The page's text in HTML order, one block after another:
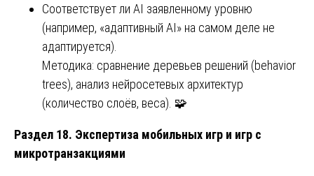
Соответствует ли AI заявленному уровню
(например, «адаптивный AI» на самом деле не
адаптируется).
Методика: сравнение деревьев решений (behavior
trees), анализ нейросетевых архитектур
(количество слоёв, веса). 🧩
Раздел 18. Экспертиза мобильных игр и игр с
микротранзакциями